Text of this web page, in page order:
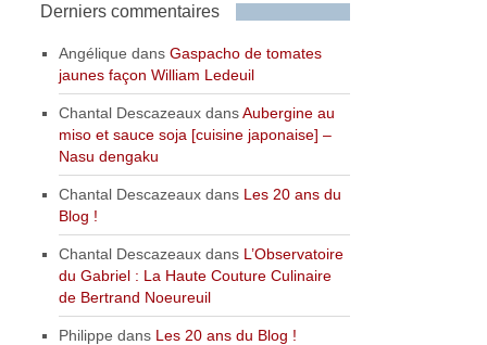
Derniers commentaires
Angélique dansGaspacho de tomates
jaunes façon William Ledeuil
Chantal Descazeaux dansAubergine au
miso et sauce soja [cuisine japonaise] –
Nasu dengaku
Chantal Descazeaux dans Les 20 ans du
Blog !
Chantal Descazeaux dans L’Observatoire
du Gabriel : La Haute Couture Culinaire
de Bertrand Noeureuil
Philippe dans Les 20 ans du Blog !